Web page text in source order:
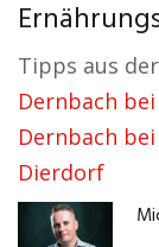
Tipps aus
Dernbach
Dernbach
Dierdorf